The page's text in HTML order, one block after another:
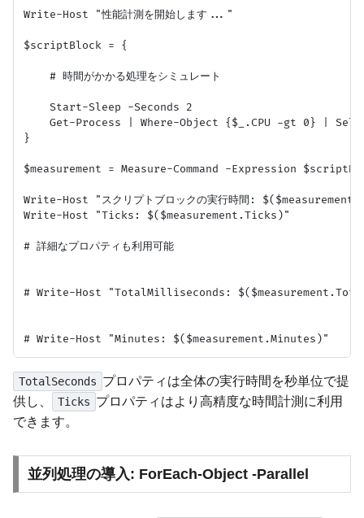
Write-Host "性能計測を開始します..."
$scriptBlock = {
    # 時間がかかる処理をシミュレート
    Start-Sleep -Seconds 2
Get-Process | Where-Object {$_.CPU -gt 0} |
}
$measurement = Measure-Command -Expression
Write-Host "スクリプトブロックの実行時間:
Write-Host "Ticks: $($measurement.Ticks)"
# 詳細なプロパティも利用可能
# Write-Host "TotalMilliseconds:
TotalSeconds プロパティは全体の実行時間を秒単位で提
供し、
Ticks プロパティはより高精度な時間計測に利用
できます。
並列処理の導入: ForEach-Object -Parallel